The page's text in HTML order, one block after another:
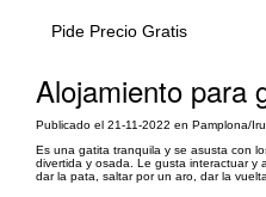
Pide Precio Gratis
Alojamiento para
Publicado el 21-11-2022 en Pamplona/
Es una gatita tranquila y se asusta con
divertida y osada. Le gusta interactuar y
dar la pata, saltar por un aro, dar la